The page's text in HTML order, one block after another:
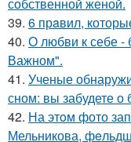
собственной женой.
39. 6 прaвил,
40. О любви к себе -
Важном".
41. Ученые
сном: вы забудете о
42. На этoм фото
Мельникова,